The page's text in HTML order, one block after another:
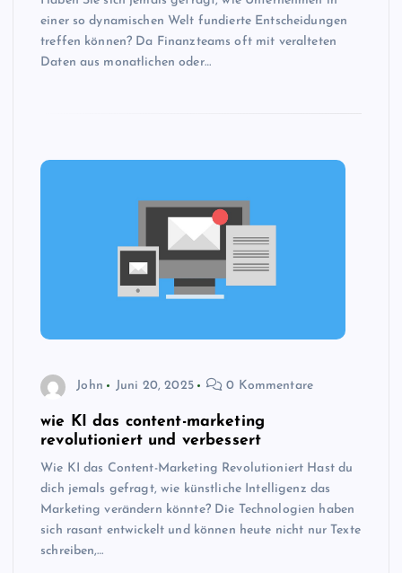
einer so dynamischen Welt fundierte Entscheidungen
treffen können? Da Finanzteams oft mit veralteten
Daten aus monatlichen oder…
John Juni 20, 2025 0 Kommentare
wie KI das content-marketing
revolutioniert und verbessert
Wie KI das Content-Marketing Revolutioniert Hast du
dich jemals gefragt, wie künstliche Intelligenz das
Marketing verändern könnte? Die Technologien haben
sich rasant entwickelt und können heute nicht nur Texte
schreiben,…